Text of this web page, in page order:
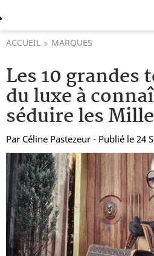
ACCUEIL MARQUES
Les 10 grandes
du luxe à
séduire les
Par Céline Pastezeur - Publié le 24